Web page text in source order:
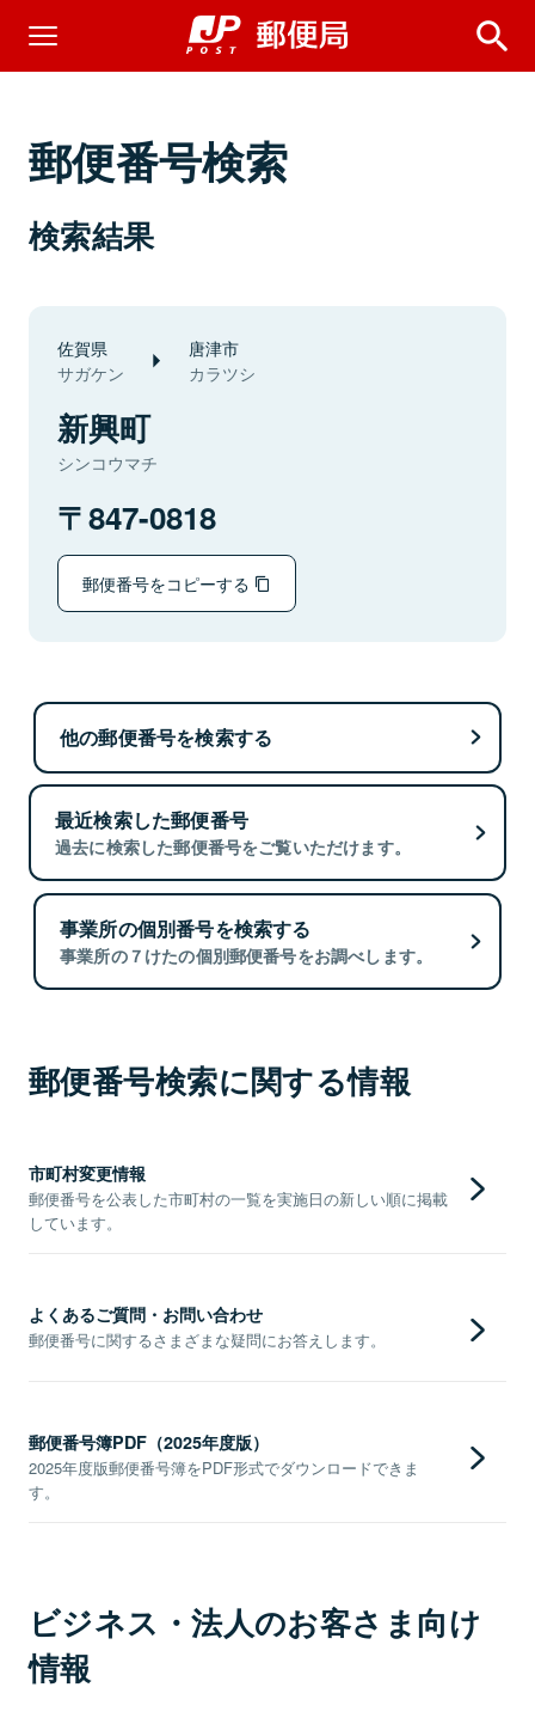
郵便番号検索
検索結果
佐賀県
サガケン
唐津市
カラツシ
新興町
シンコウマチ
847-0818
郵便番号をコピーする
他の郵便番号を検索する
最近検索した郵便番号
過去に検索した郵便番号をご覧いただけます。
事業所の個別番号を検索する
事業所の７けたの個別郵便番号をお調べします。
郵便番号検索に関する情報
市町村変更情報
郵便番号を公表した市町村の一覧を実施日の新しい順に掲載
しています。
よくあるご質問・お問い合わせ
郵便番号に関するさまざまな疑問にお答えします。
郵便番号簿PDF（2025年度版）
2025年度版郵便番号簿をPDF形式でダウンロードできま
す。
ビジネス・法人のお客さま向け
情報